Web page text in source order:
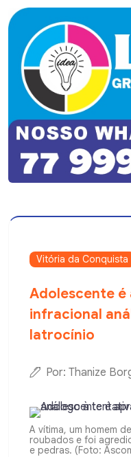
Vitória da Conquista
Adolescente
infracional
latrocínio
Por: Thanize
A vítima, um homem
roubados e foi
e pedras. (Foto: